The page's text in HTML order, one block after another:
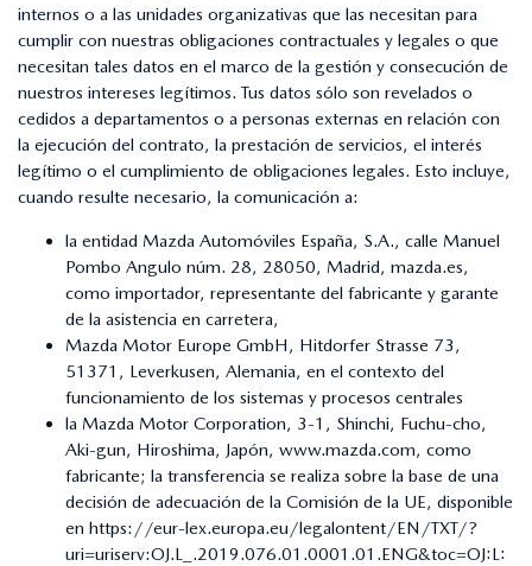
internos o a las unidades organizativas que las necesitan para
cumplir con nuestras obligaciones contractuales y legales o que
necesitan tales datos en el marco de la gestión y consecución de
nuestros intereses legítimos. Tus datos sólo son revelados o
cedidos a departamentos o a personas externas en relación con
la ejecución del contrato, la prestación de servicios, el interés
legítimo o el cumplimiento de obligaciones legales. Esto incluye,
cuando resulte necesario, la comunicación a:
la entidad Mazda Automóviles España, S.A., calle Manuel
Pombo Angulo núm. 28, 28050, Madrid, mazda.es,
como importador, representante del fabricante y garante
de la asistencia en carretera,
Mazda Motor Europe GmbH, Hitdorfer Strasse 73,
51371, Leverkusen, Alemania, en el contexto del
funcionamiento de los sistemas y procesos centrales
la Mazda Motor Corporation, 3-1, Shinchi, Fuchu-cho,
Aki-gun, Hiroshima, Japón, www.mazda.com, como
fabricante; la transferencia se realiza sobre la base de una
decisión de adecuación de la Comisión de la UE, disponible
en https://eur-lex.europa.eu/legalontent/EN/TXT/?
uri=uriserv:OJ.L_.2019.076.01.0001.01.ENG&toc=OJ:L: